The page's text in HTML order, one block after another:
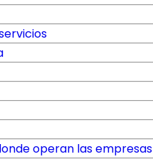
operan las empresas